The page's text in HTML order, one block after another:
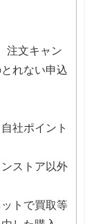
注文キャン
れない申込
社ポイント
ストア以外
トで買取等